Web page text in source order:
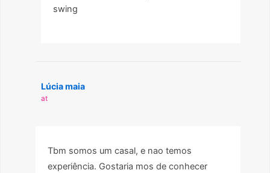
swing
Lúcia maia
at
Tbm somos um casal, e nao temos
experiência. Gostaria mos de conhecer